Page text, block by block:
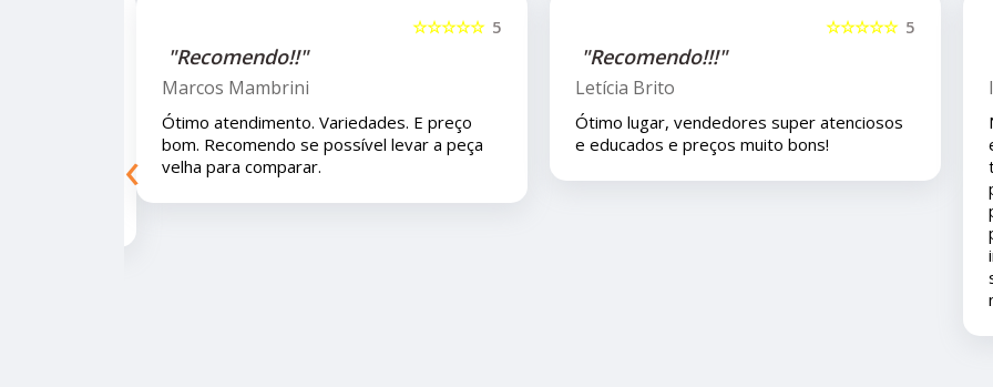
5
☆☆☆☆☆
"Recomendo!!!"
Letícia Brito
Ótimo lugar, vendedores super atenciosos
e educados e preços muito bons!
5
☆☆☆☆☆
"Recomendo!!"
Isla Costa
Nos compramos uma peça para o carro com
eles pelo mercado livre e viajamos pouco
problema é eles nos deram todo o suporte
‹